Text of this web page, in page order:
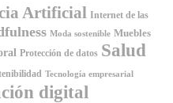
Artificial Internet de las
Moda sostenible Muebles
Protección de datos Salud
Tecnología empresarial
digital